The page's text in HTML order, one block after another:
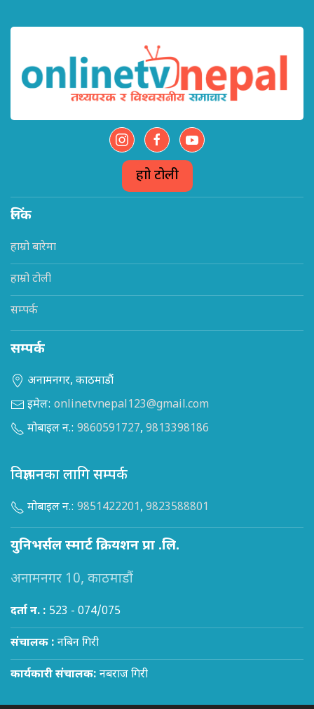
हाम्रो टोली
लिंक
हाम्रो बारेमा
हाम्रो टोली
सम्पर्क
सम्पर्क
अनामनगर, काठमाडौं
इमेल: onlinetvnepal123@gmail.com
मोबाइल न.: 9860591727, 9813398186
विज्ञापनका लागि सम्पर्क
मोबाइल न.: 9851422201, 9823588801
युनिभर्सल स्मार्ट क्रियशन प्रा .लि.
अनामनगर 10, काठमाडौं
दर्ता न. : 523 - 074/075
संचालक : नबिन गिरी
कार्यकारी संचालक: नबराज गिरी